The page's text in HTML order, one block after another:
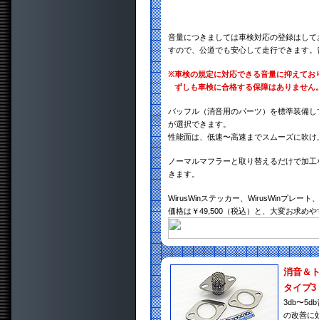
音量につきましては車検対応の登録はし
すので、公道でも安心して走行できます
※車検の規定に対応できる音量に抑えて
ずしも車検に合格する保障はありませ
バッフル（消音用のパーツ）を標準装備
が選択できます。
性能面は、低速〜高速までスムーズに吹
ノーマルマフラーと取り替えるだけで加
きます。
WirusWinステッカー、WirusWinプレート
価格は￥49,500（税込）と、大変お求め
消音＆
タイプ3
3db〜
の改善に